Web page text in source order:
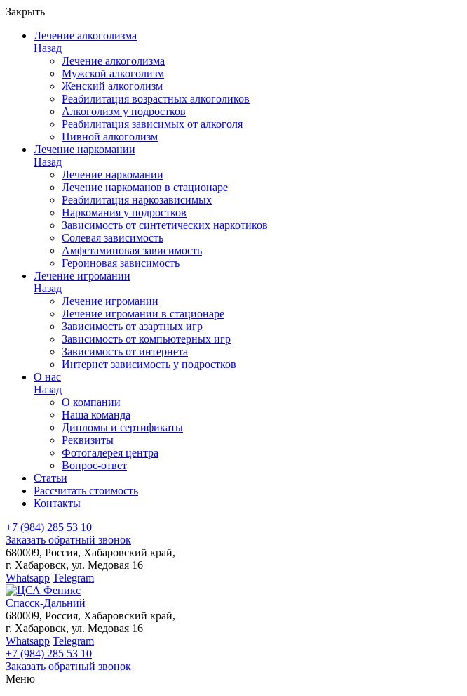
Закрыть
Лечение алкоголизма
Назад
Лечение алкоголизма
Мужской алкоголизм
Женский алкоголизм
Реабилитация возрастных алкоголиков
Алкоголизм у подростков
Реабилитация зависимых от алкоголя
Пивной алкоголизм
Лечение наркомании
Назад
Лечение наркомании
Лечение наркоманов в стационаре
Реабилитация наркозависимых
Наркомания у подростков
Зависимость от синтетических наркотиков
Солевая зависимость
Амфетаминовая зависимость
Героиновая зависимость
Лечение игромании
Назад
Лечение игромании
Лечение игромании в стационаре
Зависимость от азартных игр
Зависимость от компьютерных игр
Зависимость от интернета
Интернет зависимость у подростков
О нас
Назад
О компании
Наша команда
Дипломы и сертификаты
Реквизиты
Фотогалерея центра
Вопрос-ответ
Статьи
Рассчитать стоимость
Контакты
+7 (984) 285 53 10
Заказать обратный звонок
680009, Россия, Хабаровский край,
г. Хабаровск, ул. Медовая 16
Whatsapp Telegram
Спасск-Дальний
680009, Россия, Хабаровский край,
г. Хабаровск, ул. Медовая 16
Whatsapp Telegram
+7 (984) 285 53 10
Заказать обратный звонок
Меню